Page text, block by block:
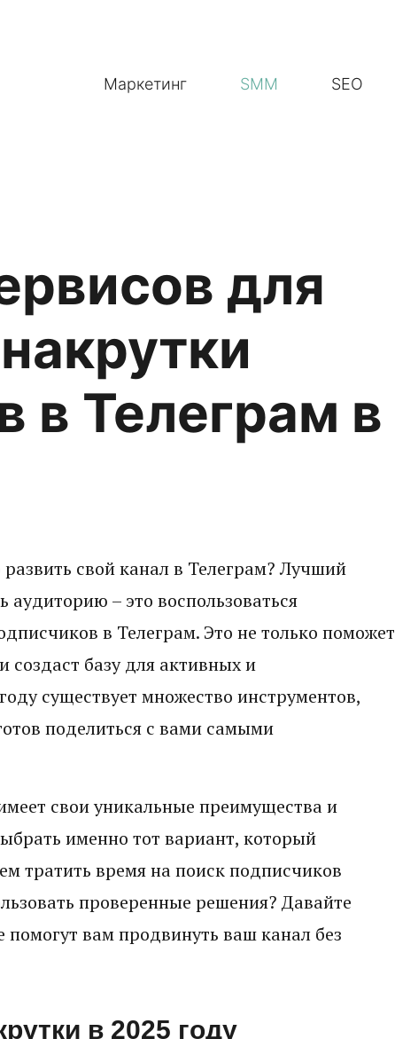
Маркетинг SMM SEO
для
в Телеграм в
свой канал в Телеграм? Лучший
– это воспользоваться
в Телеграм. Это не только поможет
создаст базу для активных и
существует множество инструментов,
поделиться с вами самыми
свои уникальные преимущества и
именно тот вариант, который
тратить время на поиск подписчиков
проверенные решения? Давайте
вам продвинуть ваш канал без
в 2025 году